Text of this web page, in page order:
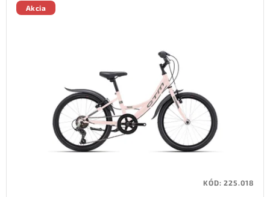
Akcia
KÓD:225.018